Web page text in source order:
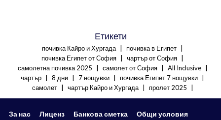
Етикети
почивка Кайро и Хургада | почивка в Египет |
почивка Египет от София | чартър от София |
самолетна почивка 2025 | самолет от София | All Inclusive |
чартър | 8 дни | 7 нощувки | почивка Египет 7 нощувки |
самолет | чартър Кайро и Хургада | пролет 2025 |
За нас Лиценз Банкова сметка
Общи условия